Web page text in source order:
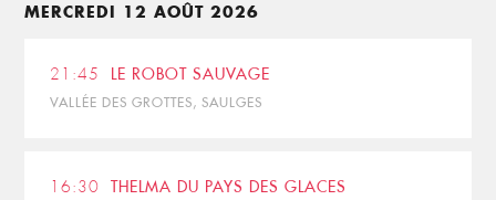
MERCREDI 12 AOÛT 2026
21:45 LE ROBOT SAUVAGE
VALLÉE DES GROTTES, SAULGES
16:30 THELMA DU PAYS DES GLACES